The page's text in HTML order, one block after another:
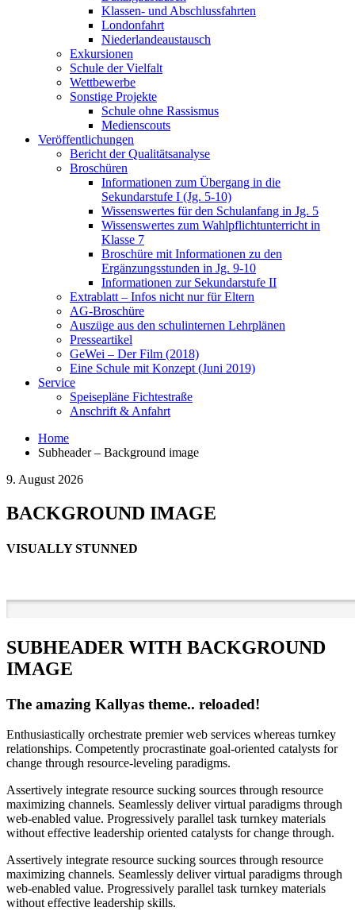
Klassen- und Abschlussfahrten
Londonfahrt
Niederlandeaustausch
Exkursionen
Schule der Vielfalt
Wettbewerbe
Sonstige Projekte
Schule ohne Rassismus
Medienscouts
Veröffentlichungen
Bericht der Qualitätsanalyse
Broschüren
Informationen zum Übergang in die
Sekundarstufe I (Jg. 5-10)
Wissenswertes für den Schulanfang in Jg. 5
Wissenswertes zum Wahlpflichtunterricht in
Klasse 7
Broschüre mit Informationen zu den
Ergänzungsstunden in Jg. 9-10
Informationen zur Sekundarstufe II
Extrablatt – Infos nicht nur für Eltern
AG-Broschüre
Auszüge aus den schulinternen Lehrplänen
Presseartikel
GeWei – Der Film (2018)
Eine Schule mit Konzept (Juni 2019)
Service
Speisepläne Fichtestraße
Anschrift & Anfahrt
Home
Subheader – Background image
9. August 2026
BACKGROUND IMAGE
VISUALLY STUNNED
SUBHEADER WITH BACKGROUND
IMAGE
The amazing Kallyas theme.. reloaded!
Enthusiastically orchestrate premier web services whereas turnkey
relationships. Competently procrastinate goal-oriented catalysts for
change through resource-leveling paradigms.
Assertively integrate resource sucking sources through resource
maximizing channels. Seamlessly deliver virtual paradigms through
web-enabled value. Progressively parallel task turnkey materials
without effective leadership oriented catalysts for change through.
Assertively integrate resource sucking sources through resource
maximizing channels. Seamlessly deliver virtual paradigms through
web-enabled value. Progressively parallel task turnkey materials
without effective leadership skills.